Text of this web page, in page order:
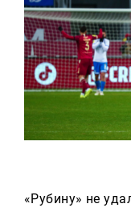
+7 (843) 570−50−00
reception@tnvtv.ru
«Рубину» не